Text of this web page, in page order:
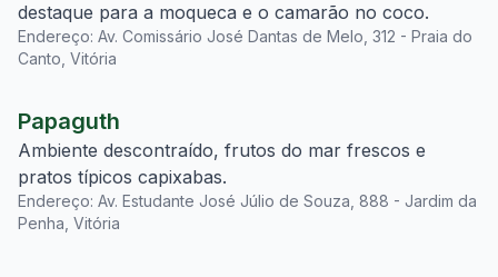
destaque para a moqueca e o camarão no coco.
Endereço: Av. Comissário José Dantas de Melo, 312 - Praia do
Canto, Vitória
Papaguth
Ambiente descontraído, frutos do mar frescos e
pratos típicos capixabas.
Endereço: Av. Estudante José Júlio de Souza, 888 - Jardim da
Penha, Vitória